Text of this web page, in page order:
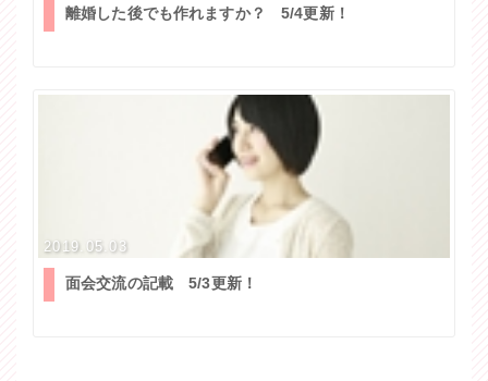
離婚した後でも作れますか？ 5/4更新！
2019.05.03
面会交流の記載 5/3更新！